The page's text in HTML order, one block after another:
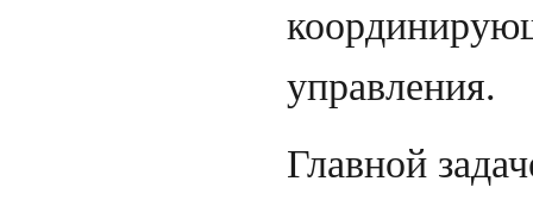
управления.
Главной